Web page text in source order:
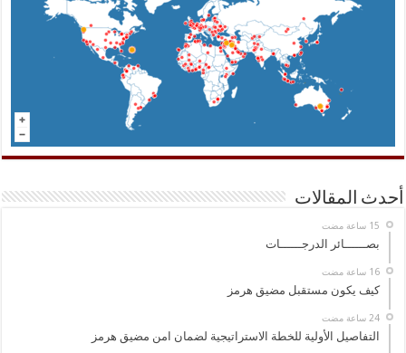
أحدث المقالات
بصــــــائر الدرجــــــات
‏16 ساعة مضت
كيف يكون مستقبل مضيق هرمز
‏24 ساعة مضت
التفاصيل الأولية للخطة الاستراتيجية لضمان امن مضيق هرمز